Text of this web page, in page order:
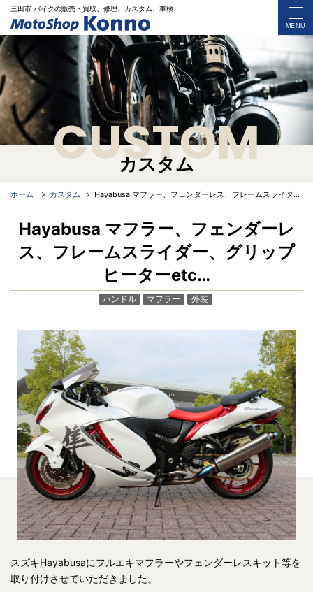
三田市 バイクの販売・買取、修理、カスタム、車検
MENU
カスタム
CUSTOM
ホーム カスタム Hayabusa マフラー、フェンダーレス、フレームスライダー、グリップヒーターetc&…
Hayabusa マフラー、フェンダーレ
ス、フレームスライダー、グリップ
ヒーターetc…
ハンドル マフラー 外装
スズキHayabusaにフルエキマフラーやフェンダーレスキット等を
取り付けさせていただきました。